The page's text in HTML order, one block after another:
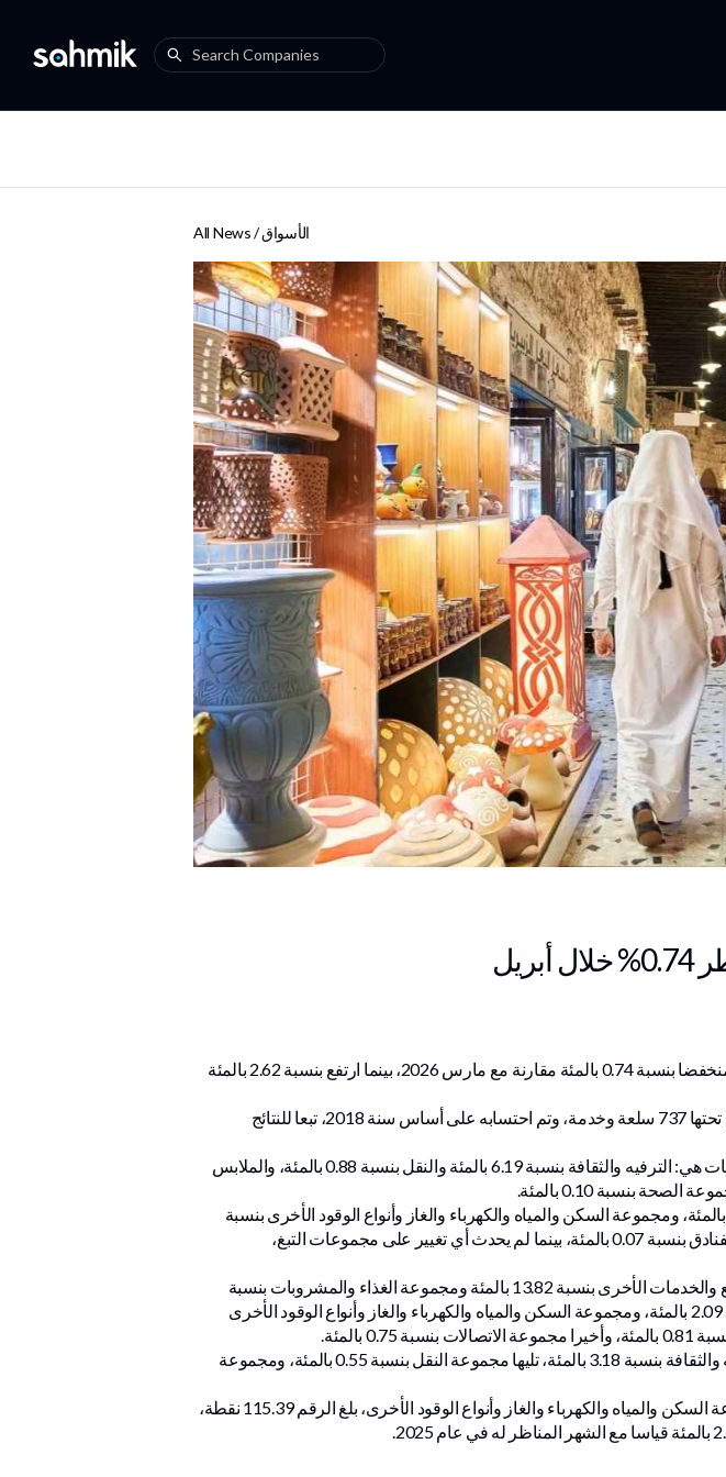
All News /الأسواق
سجل الرقم القياسي لأسعار المستهلك في قطر لشهر أبريل الماضي 110.61 نقطة، منخفضا بنسبة 0.74 بالمئة مقارنة مع مارس 2026، بينما ارتفع بنسبة 2.62 بالمئة
ويضم المؤشر، الذي يقيس التضخم، 12 مجموعة رئيسية من السلع الاستهلاكية، تندرج تحتها 737 سلعة وخدمة، وتم احتسابه على أساس سنة 2018، تبعا للنتائج
وعزت بيانات المجلس الوطني للتخطيط، الانخفاض الشهري إلى تراجع خمس مجموعات هي: الترفيه والثقافة بنسبة 6.19 بالمئة والنقل بنسبة 0.88 بالمئة، والملابس
في المقابل سجلت بعض المجموعات ارتفاعا، شملت الغذاء والمشروبات بنسبة 1.48 بالمئة، ومجموعة السكن والمياه والكهرباء والغاز وأنواع الوقود الأخرى بنسبة
0.13 بالمئة، وكذلك الأثاث والأجهزة المنزلية بنسبة 0.12 بالمئة إلى جانب المطاعم والفنادق بنسبة 0.07 بالمئة، بينما لم يحدث أي تغيير على مجموعات التبغ،
وعلى أساس سنوي، أظهرت البيانات ارتفاعا في ثماني مجموعات هي: مجموعة السلع والخدمات الأخرى بنسبة 13.82 بالمئة ومجموعة الغذاء والمشروبات بنسبة
10.41 بالمئة ثم مجموعة الملابس والأحذية بنسبة 4.71 بالمئة ومجموعة التعليم بنسبة 2.09 بالمئة، ومجموعة السكن والمياه والكهرباء والغاز وأنواع الوقود الأخرى
على الجهة المقابلة، أظهرت الأرقام القياسية انخفاضا في ثلاث مجموعات هي: الترفيه والثقافة بنسبة 3.18 بالمئة، تليها مجموعة النقل بنسبة 0.55 بالمئة، ومجموعة
وعند احتساب الرقم القياسي لأسعار المستهلك لشهر أبريل 2026، بعد استبعاد مجموعة السكن والمياه والكهرباء والغاز وأنواع الوقود الأخرى، بلغ الرقم 115.39 نقطة،